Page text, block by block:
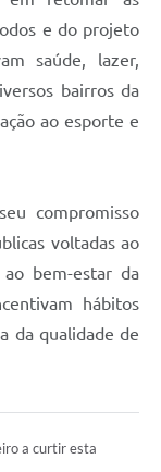
e do projeto
saúde, lazer,
bairros da
ao esporte e
compromisso
voltadas ao
bem-estar da
hábitos
da qualidade de
a curtir esta